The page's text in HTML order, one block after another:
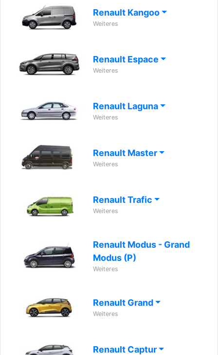
Renault Kangoo
Weiteres
Renault Espace
Weiteres
Renault Laguna
Weiteres
Renault Master
Weiteres
Renault Trafic
Weiteres
Renault Modus - Grand
Modus (P)
Weiteres
Renault Grand
Weiteres
Renault Captur